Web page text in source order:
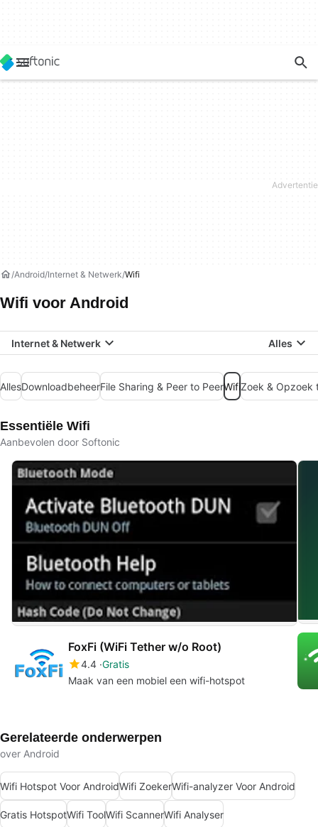
Android Internet & Netwerk Wifi
Wifi voor Android
Internet & Netwerk Alles
AllesDownloadbeheerFile Sharing & Peer to PeerWifiZoek & Opzoek
Essentiële Wifi
Aanbevolen door Softonic
FoxFi (WiFi Tether w/o Root)
4.4 Gratis
Maak van een mobiel een wifi-hotspot
Gerelateerde onderwerpen
over Android
Wifi Hotspot Voor AndroidWifi ZoekerWifi-analyzer Voor Android
Gratis HotspotWifi ToolWifi ScannerWifi Analyser